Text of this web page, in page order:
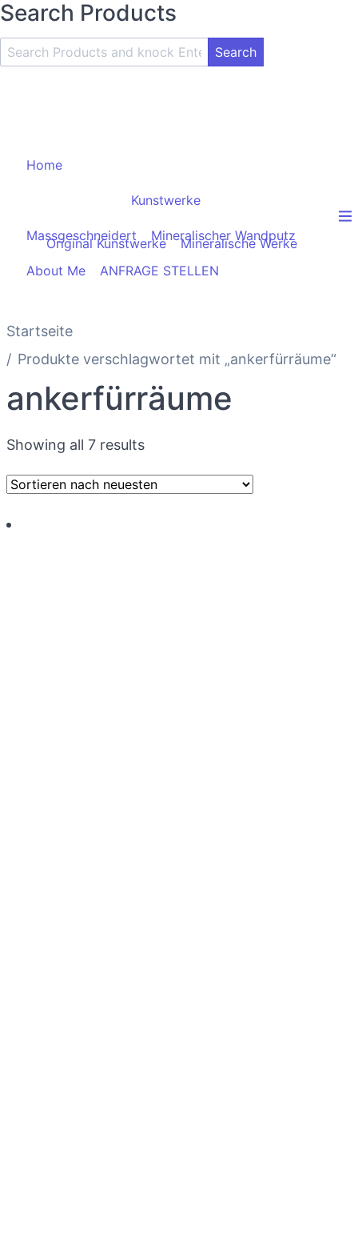
Search Products
Search
Product
Home
Kunstwerke
Original Kunstwerke Mineralische Werke
Massgeschneidert Mineralischer Wandputz
About Me ANFRAGE STELLEN
Startseite
Produkte verschlagwortet mit „ankerfürräume“
ankerfürräume
Showing all 7 results